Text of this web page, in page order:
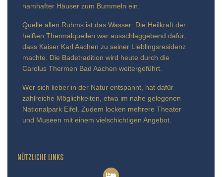
namhafter Häuser zum Bummeln ein.
Quelle allen Ruhms ist das Wasser: Die Heilkraft der
heißen Thermalquellen war ausschlaggebend dafür,
dass Kaiser Karl Aachen zu seiner Lieblingsresidenz
machte. Die Badetradition wird heute durch die
Carolus Thermen Bad Aachen weitergeführt.
Wer sich lieber in der Natur entspannt, hat dafür
zahlreiche Möglichkeiten, etwa im nahe gelegenen
Nationalpark Eifel. Zudem locken mehrere Theater
und Museen mit einem vielschichtigen Angebot.
NÜTZLICHE LINKS